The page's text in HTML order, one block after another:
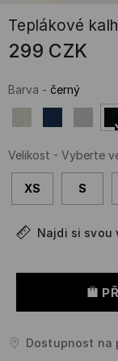
Teplákové
299 CZK
Barva - černý
Velikost - Vyberte
XS S
Najdi si svou
Dostupnost na